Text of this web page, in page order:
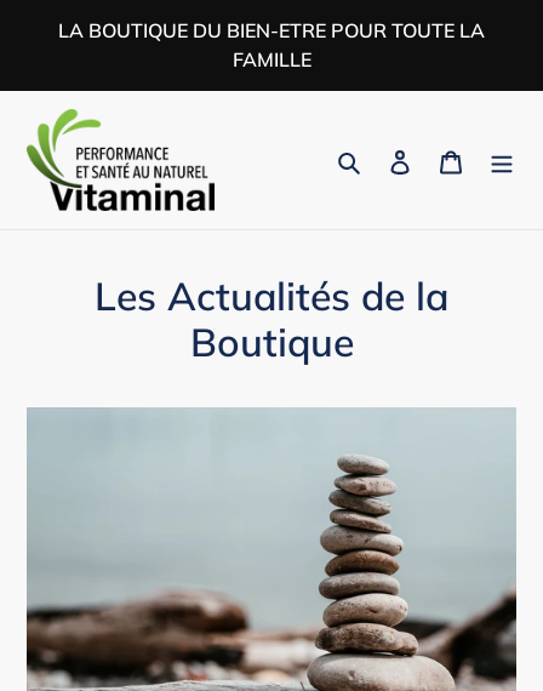
LA BOUTIQUE DU BIEN-ETRE POUR TOUTE LA
FAMILLE
RechercherSe connecter
Panier
Les Actualités de la
Boutique